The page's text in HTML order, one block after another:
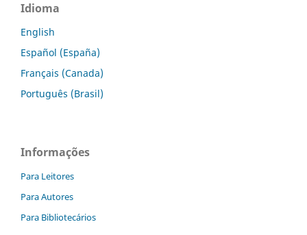
Idioma
English
Español (España)
Français (Canada)
Português (Brasil)
Informações
Para Leitores
Para Autores
Para Bibliotecários